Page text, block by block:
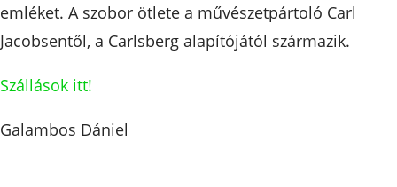
emléket. A szobor ötlete a művészetpártoló Carl
Jacobsentől, a Carlsberg alapítójától származik.
Szállások itt!
Galambos Dániel